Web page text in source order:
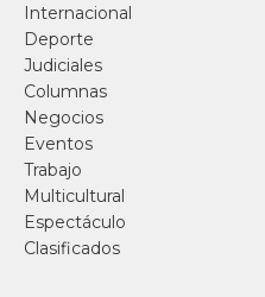
Internacional
Deporte
Judiciales
Columnas
Negocios
Eventos
Trabajo
Multicultural
Espectáculo
Clasificados